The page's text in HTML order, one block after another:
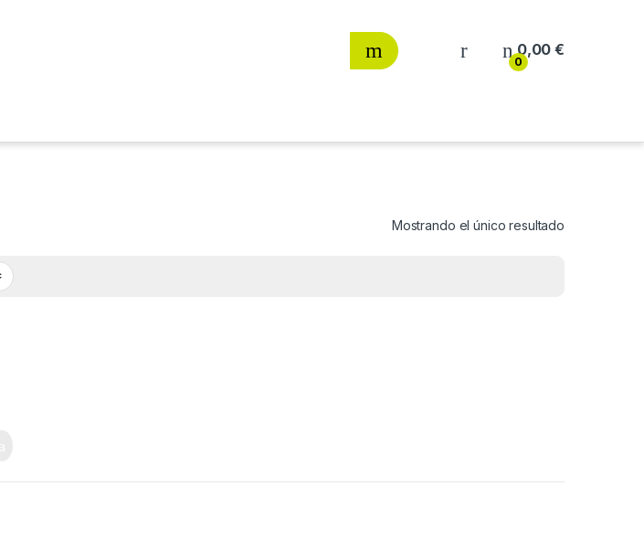
0
0,00€
Mostrando el único resultado